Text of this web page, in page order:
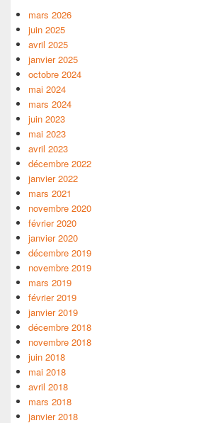
mars 2026
juin 2025
avril 2025
janvier 2025
octobre 2024
mai 2024
mars 2024
juin 2023
mai 2023
avril 2023
décembre 2022
janvier 2022
mars 2021
novembre 2020
février 2020
janvier 2020
décembre 2019
novembre 2019
mars 2019
février 2019
janvier 2019
décembre 2018
novembre 2018
juin 2018
mai 2018
avril 2018
mars 2018
janvier 2018